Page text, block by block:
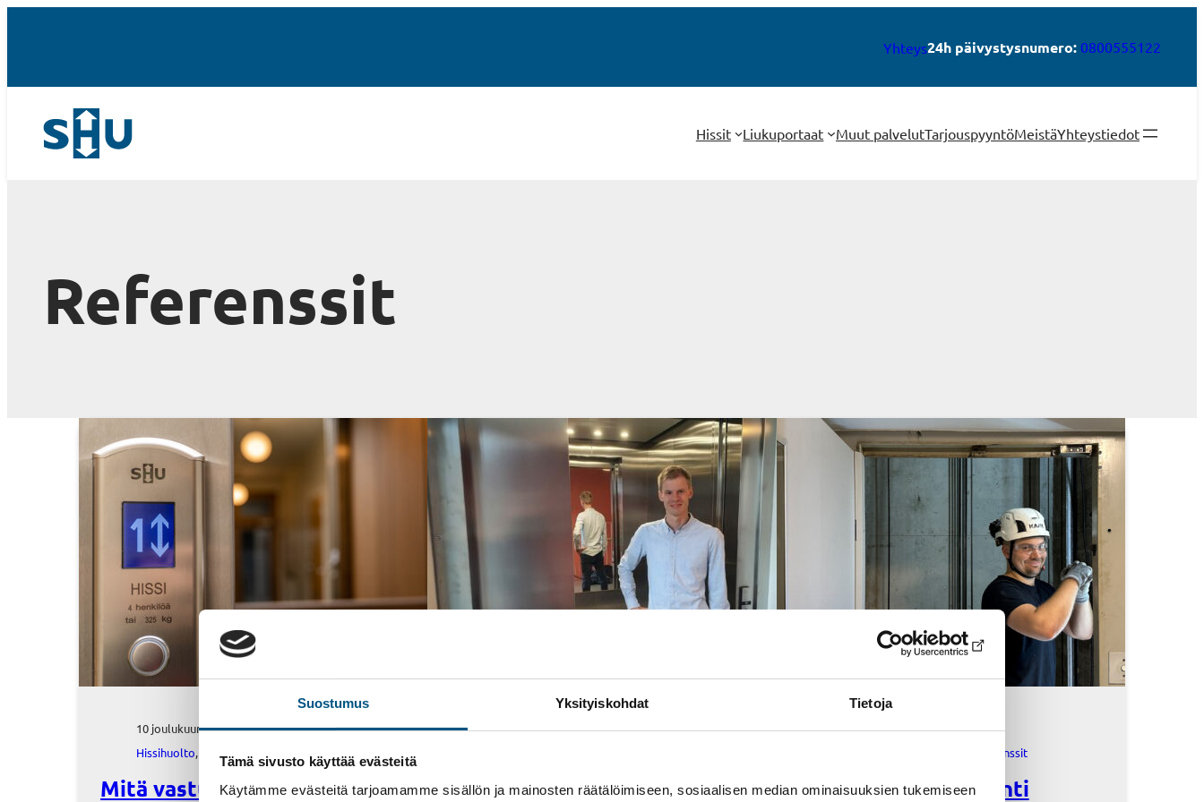
Suostumus Yksityiskohdat Tietoja
Tämä sivusto käyttää evästeitä
Käytämme evästeitä tarjoamamme sisällön ja mainosten räätälöimiseen, sosiaalisen median ominaisuuksien tukemiseen
Yhteys24h päivystysnumero: 0800555122
Hissit Liukuportaat Muut palvelutTarjouspyyntöMeistäYhteystiedot
Referenssit
10 joulukuun, 2020
Hissihuolto,
Mitä vastuullisuus tarkoittaa
28 syyskuun, 2020
Miksi hissejä huolletaan?
17 elokuun, 2020
Referenssit
Suomen Hissiurakointi